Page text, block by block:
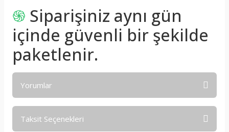
֍ Siparişiniz aynı gün
içinde güvenli bir şekilde
paketlenir.
Yorumlar
Taksit Seçenekleri